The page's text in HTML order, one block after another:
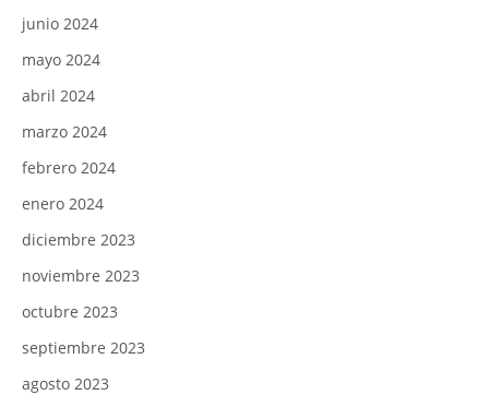
junio 2024
mayo 2024
abril 2024
marzo 2024
febrero 2024
enero 2024
diciembre 2023
noviembre 2023
octubre 2023
septiembre 2023
agosto 2023